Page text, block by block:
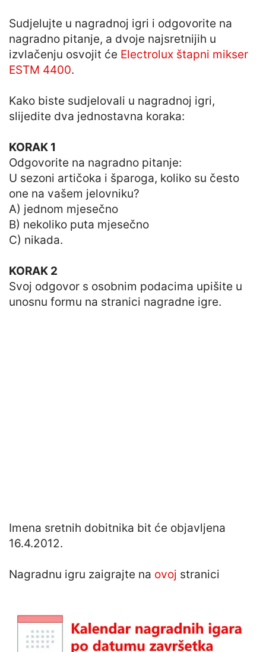
Sudjelujte u nagradnoj igri i odgovorite na
nagradno pitanje, a dvoje najsretnijih u
izvlačenju osvojit će Electrolux štapni mikser
ESTM 4400.
Kako biste sudjelovali u nagradnoj igri,
slijedite dva jednostavna koraka:
KORAK 1
Odgovorite na nagradno pitanje:
U sezoni artičoka i šparoga, koliko su često
one na vašem jelovniku?
A) jednom mjesečno
B) nekoliko puta mjesečno
C) nikada.
KORAK 2
Svoj odgovor s osobnim podacima upišite u
unosnu formu na stranici nagradne igre.
Imena sretnih dobitnika bit će objavljena
16.4.2012.
Nagradnu igru zaigrajte na ovoj stranici